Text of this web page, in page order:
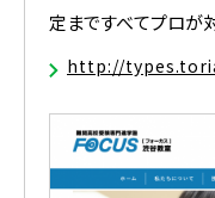
定まですべてプロが
http://